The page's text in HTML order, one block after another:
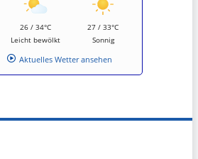
26 / 34°C
Leicht bewölkt
27 / 33°C
Sonnig
Aktuelles Wetter ansehen